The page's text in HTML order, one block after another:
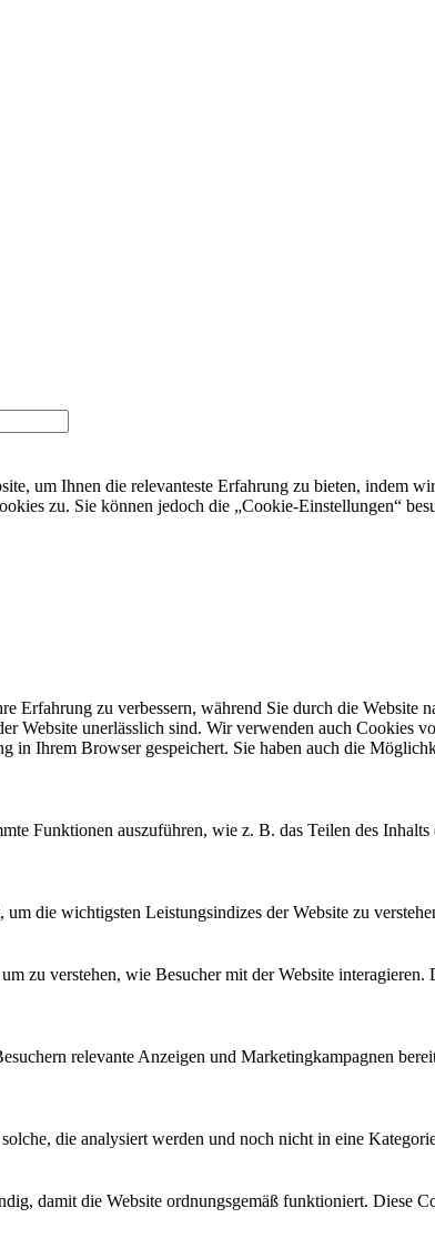
um Ihnen die relevanteste Erfahrung zu bieten, indem
zu. Sie können jedoch die „Cookie-Einstellungen“
Erfahrung zu verbessern, während Sie durch die
Website unerlässlich sind. Wir verwenden auch Cookies
in Ihrem Browser gespeichert. Sie haben auch die
Funktionen auszuführen, wie z. B. das Teilen des
die wichtigsten Leistungsindizes der Website zu
zu verstehen, wie Besucher mit der Website
relevante Anzeigen und Marketingkampagnen
die analysiert werden und noch nicht in eine
damit die Website ordnungsgemäß funktioniert. Diese